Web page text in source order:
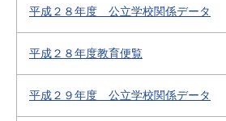
平成２８年度 公立学校関係データ
平成２８年度教育便覧
平成２９年度 公立学校関係データ